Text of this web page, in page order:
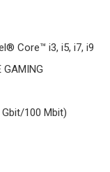
® Core™ i3, i5, i7, i9
GAMING
Gbit/100 Mbit)